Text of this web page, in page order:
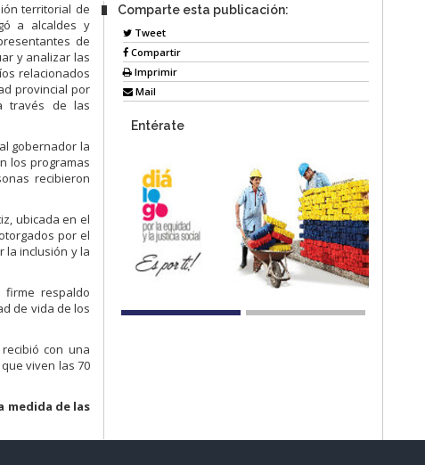
territorial de
a alcaldes y
de
y analizar las
relacionados
provincial por
través de las
gobernador la
los programas
recibieron
ubicada en el
por el
la inclusión y la
respaldo
de vida de los
con una
viven las 70
medida de las
Comparte esta publicación:
Tweet
Compartir
Imprimir
Mail
Entérate